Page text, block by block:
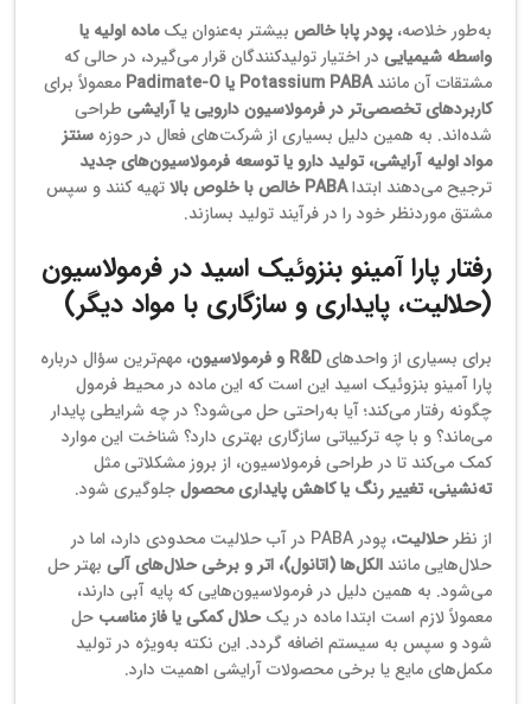
به‌طور خلاصه، پودر پابا خالص بیشتر به‌عنوان یکماده اولیه یا
واسطه شیمیایی در اختیار تولیدکنندگان قرار می‌گیرد، در حالی که
مشتقات آن مانندPotassium PABA یا Padimate‑O
معمولاً برای
کاربردهای تخصصی‌تر در فرمولاسیون دارویی یا آرایشی طراحی
شده‌اند. به همین دلیل بسیاری از شرکت‌های فعال در حوزه سنتز
مواد اولیه آرایشی، تولید دارو یا توسعه فرمولاسیون‌های جدید
ترجیح می‌دهند ابتداPABA خالص با خلوص بالا
تهیه کنند و سپس
مشتق موردنظر خود را در فرآیند تولید بسازند.
رفتار پارا آمینو بنزوئیک اسید در فرمولاسیون
(حلالیت، پایداری و سازگاری با مواد دیگر)
برای بسیاری از واحدهایR&D و فرمولاسیون
، مهم‌ترین سؤال درباره
پارا آمینو بنزوئیک اسید این است که این ماده در محیط فرمول
چگونه رفتار می‌کند؛ آیا به‌راحتی حل می‌شود؟ در چه شرایطی پایدار
می‌ماند؟ و با چه ترکیباتی سازگاری بهتری دارد؟ شناخت این موارد
کمک می‌کند تا در طراحی فرمولاسیون، از بروز مشکلاتی مثل
ته‌نشینی، تغییر رنگ یا کاهش پایداری محصولجلوگیری شود.
از نظر حلالیت
، پودر PABA در آب حلالیت محدودی دارد، اما در
حلال‌هایی مانند الکل‌ها (اتانول)، اتر و برخی حلال‌های آلی بهتر حل
می‌شود. به همین دلیل در فرمولاسیون‌هایی که پایه آبی دارند،
معمولاً لازم است ابتدا ماده در یک حلال کمکی یا فاز مناسب حل
شود و سپس به سیستم اضافه گردد. این نکته به‌ویژه در تولید
مکمل‌های مایع یا برخی محصولات آرایشی اهمیت دارد.